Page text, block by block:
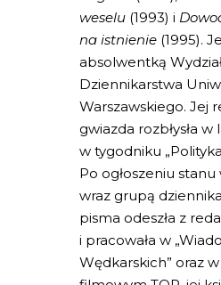
weselu (1993) i
na istnienie (1995).
absolwentką
Dziennikarstwa
Warszawskiego. Jej
gwiazda rozbłysła w
w tygodniku
Po ogłoszeniu
wraz grupą
pisma odeszła z
i pracowała w
Wędkarskich” oraz